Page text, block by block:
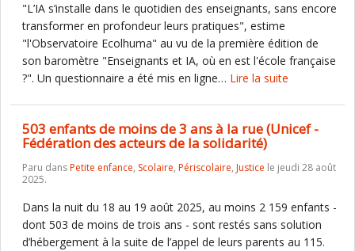
"L’IA s’installe dans le quotidien des enseignants, sans encore
transformer en profondeur leurs pratiques", estime
"l'Observatoire Ecolhuma" au vu de la première édition de
son baromètre "Enseignants et IA, où en est l'école française
?". Un questionnaire a été mis en ligne… Lire la suite
503 enfants de moins de 3 ans à la rue (Unicef -
Fédération des acteurs de la solidarité)
Paru dansPetite enfance, Scolaire, Périscolaire, Justice le jeudi 28 août
2025.
Dans la nuit du 18 au 19 août 2025, au moins 2 159 enfants -
dont 503 de moins de trois ans - sont restés sans solution
d’hébergement à la suite de l’appel de leurs parents au 115.